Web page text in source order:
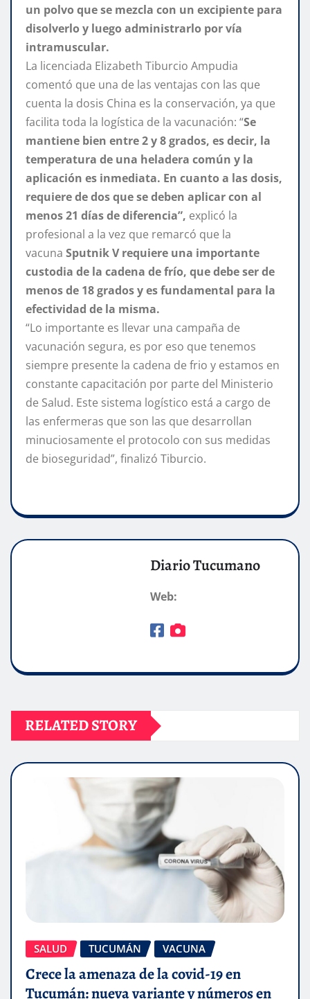
un polvo que se mezcla con un excipiente para
disolverlo y luego administrarlo por vía
intramuscular.
La licenciada Elizabeth Tiburcio Ampudia
comentó que una de las ventajas con las que
cuenta la dosis China es la conservación, ya que
facilita toda la logística de la vacunación: “Se
mantiene bien entre 2 y 8 grados, es decir, la
temperatura de una heladera común y la
aplicación es inmediata. En cuanto a las dosis,
requiere de dos que se deben aplicar con al
menos 21 días de diferencia”, explicó la
profesional a la vez que remarcó que la
vacuna Sputnik V requiere una importante
custodia de la cadena de frío, que debe ser de
menos de 18 grados y es fundamental para la
efectividad de la misma.
“Lo importante es llevar una campaña de
vacunación segura, es por eso que tenemos
siempre presente la cadena de frio y estamos en
constante capacitación por parte del Ministerio
de Salud. Este sistema logístico está a cargo de
las enfermeras que son las que desarrollan
minuciosamente el protocolo con sus medidas
de bioseguridad”, finalizó Tiburcio.
Diario Tucumano
Web:
RELATED STORY
SALUD TUCUMÁN VACUNA
Crece la amenaza de la covid-19 en
Tucumán: nueva variante y números en